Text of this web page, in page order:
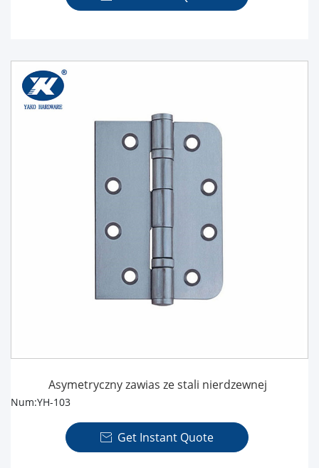
Asymetryczny zawias ze stali nierdzewnej
Num:YH-103
 Get Instant Quote